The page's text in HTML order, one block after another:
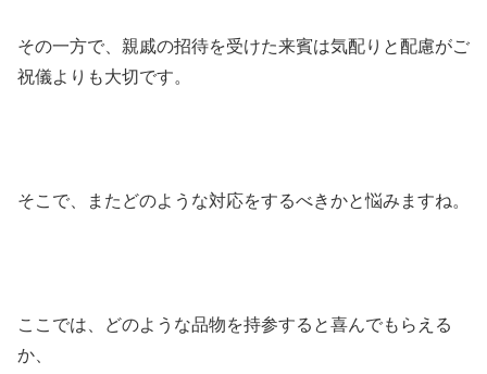
その一方で、親戚の招待を受けた来賓は気配りと配慮がご
祝儀よりも大切です。
そこで、またどのような対応をするべきかと悩みますね。
ここでは、どのような品物を持参すると喜んでもらえる
か、